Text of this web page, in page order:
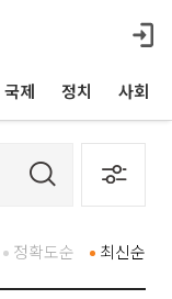
국제 정치 사회
최신순
정확도순